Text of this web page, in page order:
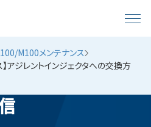
M100メンテナンス
アジレントインジェクタへの交換方